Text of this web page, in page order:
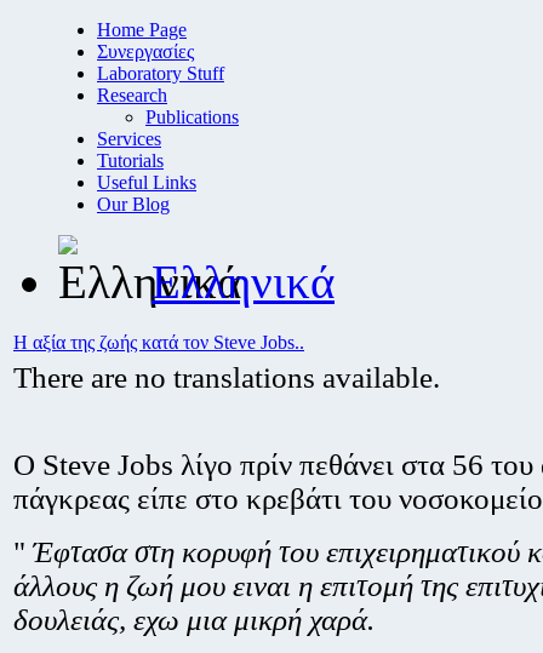
Home Page
Συνεργασίες
Laboratory Stuff
Research
Publications
Services
Tutorials
Useful Links
Our Blog
Ελληνικά
Η αξία της ζωής κατά τον Steve Jobs..
There are no translations available.
Ο Steve Jobs λίγο πρίν πεθάνει στα 56
πάγκρεας είπε στο κρεβάτι του
" Έφτασα στη κορυφή του επιχειρηματικού
άλλους η ζωή μου ειναι η επιτομή της
δουλειάς, εχω μια μικρή χαρά.